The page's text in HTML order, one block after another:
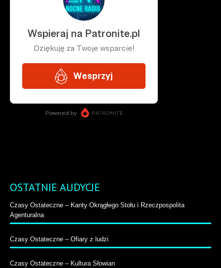
OSTATNIE AUDYCJE
Czasy Ostateczne – Kanty Okrągłego Stołu i Rzeczpospolita
Agenturalna
Czasy Ostateczne – Ofiary z ludzi
Czasy Ostateczne – Kultura Słowian